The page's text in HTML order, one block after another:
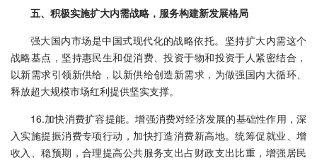
五、积极实施扩大内需战略，服务构建新发展格局
强大国内市场是中国式现代化的战略依托。坚持扩大内需这个
战略基点，坚持惠民生和促消费、投资于物和投资于人紧密结合，
以新需求引领新供给，以新供给创造新需求，为做强国内大循环、
释放超大规模市场红利提供坚实支撑。
16.加快消费扩容提能。增强消费对经济发展的基础性作用，深
入实施提振消费专项行动，加快打造消费新高地。统筹促就业、增
收入、稳预期，合理提高公共服务支出占财政支出比重，增强居民